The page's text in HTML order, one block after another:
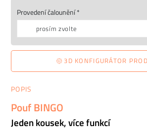
Provedení čalounění *
prosím zvolte
3D KONFIGURÁTOR
POPIS
Pouf BINGO
Jeden kousek, více funkcí